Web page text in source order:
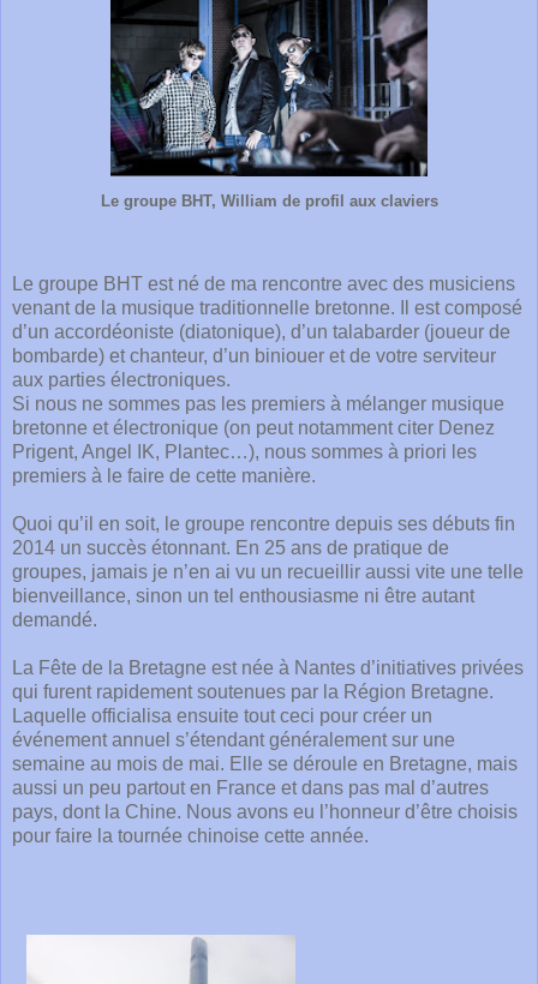
Le groupe BHT, William de profil aux claviers
Le groupe BHT est né de ma rencontre avec des musiciens
venant de la musique traditionnelle bretonne. Il est composé
d’un accordéoniste (diatonique), d’un talabarder (joueur de
bombarde) et chanteur, d’un biniouer et de votre serviteur
aux parties électroniques.
Si nous ne sommes pas les premiers à mélanger musique
bretonne et électronique (on peut notamment citer Denez
Prigent, Angel IK, Plantec…), nous sommes à priori les
premiers à le faire de cette manière.
Quoi qu’il en soit, le groupe rencontre depuis ses débuts fin
2014 un succès étonnant. En 25 ans de pratique de
groupes, jamais je n’en ai vu un recueillir aussi vite une telle
bienveillance, sinon un tel enthousiasme ni être autant
demandé.
La Fête de la Bretagne est née à Nantes d’initiatives privées
qui furent rapidement soutenues par la Région Bretagne.
Laquelle officialisa ensuite tout ceci pour créer un
événement annuel s’étendant généralement sur une
semaine au mois de mai. Elle se déroule en Bretagne, mais
aussi un peu partout en France et dans pas mal d’autres
pays, dont la Chine. Nous avons eu l’honneur d’être choisis
pour faire la tournée chinoise cette année.